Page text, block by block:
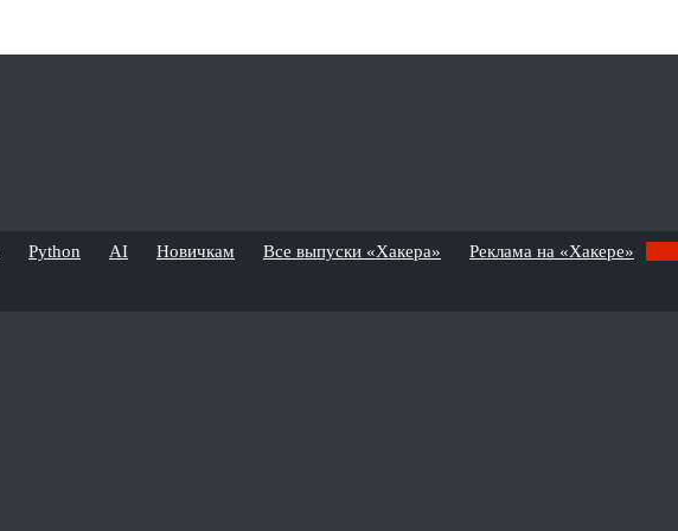
Python AI Новичкам Все выпуски «Хакера» Реклама на «Хакере»